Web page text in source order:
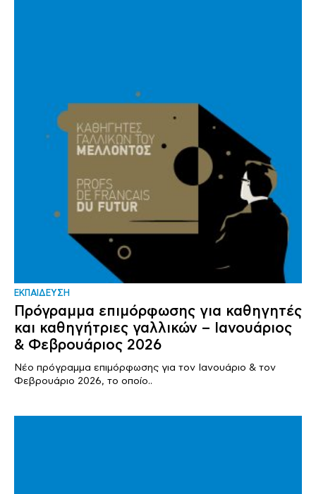
ΕΚΠΑΙΔΕΥΣΗ
Πρόγραμμα επιμόρφωσης για καθηγητές
και καθηγήτριες γαλλικών – Ιανουάριος
& Φεβρουάριος 2026
Νέο πρόγραμμα επιμόρφωσης για τον Ιανουάριο & τον
Φεβρουάριο 2026, το οποίο..